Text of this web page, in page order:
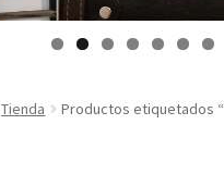
Tienda
Productos etiquetados